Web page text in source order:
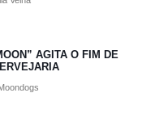
AGITA O FIM DE